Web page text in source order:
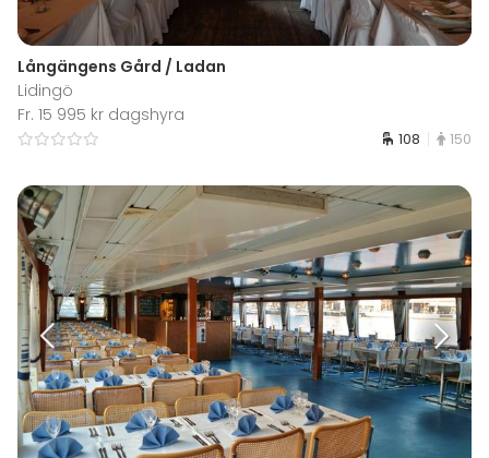
Långängens Gård / Ladan
Lidingö
Fr. 15 995 kr dagshyra
108 150